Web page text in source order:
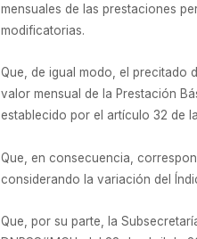
mensuales de las prestaciones
modificatorias.
Que, de igual modo, el precitado
valor mensual de la Prestación
establecido por el artículo 32 de
Que, en consecuencia,
considerando la variación del
Que, por su parte, la